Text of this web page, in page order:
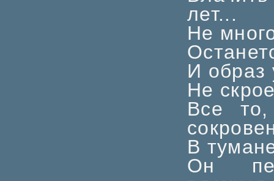
лет...
Не
И образ
Не
Все
В
Он